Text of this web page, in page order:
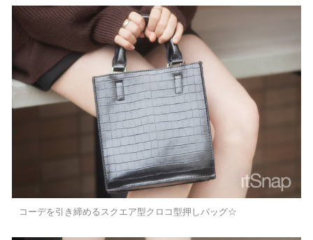
コーデを引き締めるスクエア型クロコ型押しバッグ☆